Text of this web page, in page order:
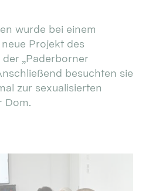
wurde bei einem
Projekt des
„Paderborner
besuchten sie
zur sexualisierten
Dom.